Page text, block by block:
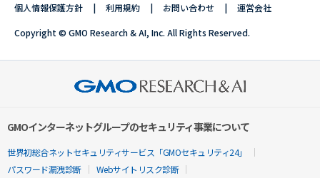
個人情報保護方針 利用規約 お問い合わせ 運営会社
Copyright © GMO Research & AI, Inc. All Rights Reserved.
GMOインターネットグループのセキュリティ事業について
世界初総合ネットセキュリティサービス「GMOセキュリティ24」
パスワード漏洩診断
Webサイトリスク診断